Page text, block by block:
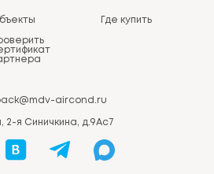
Где купить
aircond.ru
2-я Синичкина, д.9Ас7